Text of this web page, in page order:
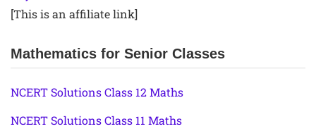
[This is an affiliate link]
Mathematics for Senior Classes
NCERT Solutions Class 12 Maths
NCERT Solutions Class 11 Maths